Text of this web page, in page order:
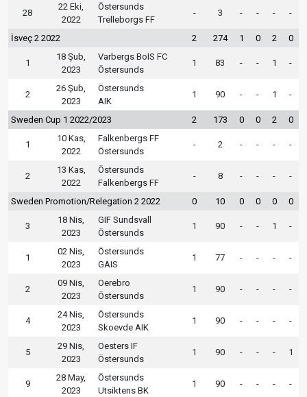
28
22 Eki,
2022
Östersunds
Trelleborgs FF
- 3 - - - -
İsveç 2 2022 2 274 1 0 2 0
1
18 Şub,
2023
Varbergs BoIS FC
Östersunds
1 83 - - 1 -
2
26 Şub,
2023
Östersunds
AIK
1 90 - - 1 -
Sweden Cup 1 2022/2023 2 173 0 0 2 0
1
10 Kas,
2022
Falkenbergs FF
Östersunds
- 2 - - - -
2
13 Kas,
2022
Östersunds
Falkenbergs FF
- 8 - - - -
Sweden Promotion/Relegation 2 2022 0 10 0 0 0 0
3
18 Nis,
2023
GIF Sundsvall
Östersunds
1 90 - - 1 -
1
02 Nis,
2023
Östersunds
GAIS
1 77 - - - -
2
09 Nis,
2023
Oerebro
Östersunds
1 90 - - - -
4
24 Nis,
2023
Östersunds
Skoevde AIK
1 90 - - - -
5
29 Nis,
2023
Oesters IF
Östersunds
1 90 - - - 1
9
28 May,
2023
Östersunds
Utsiktens BK
1 90 - - - -